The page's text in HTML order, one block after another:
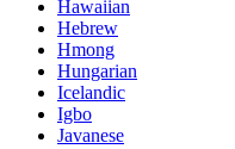
Hawaiian
Hebrew
Hmong
Hungarian
Icelandic
Igbo
Javanese